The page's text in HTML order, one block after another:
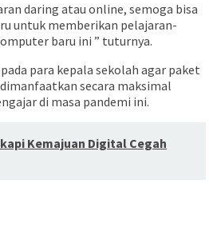
daring atau online, semoga bisa
untuk memberikan pelajaran-
baru ini ” tuturnya.
para kepala sekolah agar paket
secara maksimal
di masa pandemi ini.
Kemajuan Digital Cegah